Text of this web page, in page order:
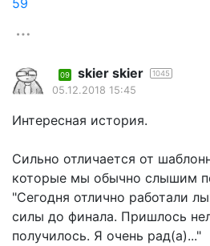
59
09 skier skier 1045
05.12.2018 15:45
Интересная история.
Сильно отличается от
которые мы обычно слышим
"Сегодня отлично работали
силы до финала. Пришлось
получилось. Я очень рад(а)..."